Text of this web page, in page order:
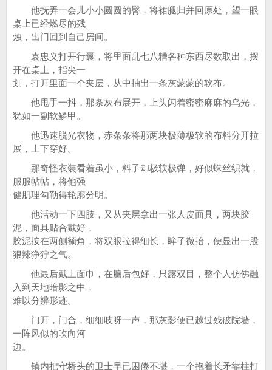
他抚弄一会儿小小圆圆的臀，将裙腿归并回原处，望一眼
桌上已经燃尽的残
烛，出门回到自己房间。
袁忠义打开行囊，将里面乱七八糟各种东西尽数取出，摆
开在桌上，指尖一
划，打开里面一个夹层，从中抽出一条灰蒙蒙的软布。
他甩手一抖，那条灰布展开，上头闪着密密麻麻的乌光，
犹如一副软鳞甲。
他迅速脱光衣物，赤条条将那两块极薄极软的布料分开拉
展，上下穿好。
那奇怪衣装看着虽小，料子却极软极弹，好似蛛丝织就，
服服帖帖，将他强
健肌理勾勒得轮廓分明。
他活动一下四肢，又从夹层拿出一张人皮面具，两块胶
泥，面具贴合戴好，
胶泥按在两侧额角，将双眼拉得细长，眸子微抬，便显出一股
狠辣狰狞之气。
他最后戴上面巾，在脑后包好，只露双目，整个人仿佛融
入到天地暗影之中，
难以分辨形迹。
门开，门合，细细吱呀一声，那灰影便已越过残破院墙，
一阵风似的吹向河
边。
镇内把守桥头的卫士早已困倦不堪，一个抱着长矛靠柱打